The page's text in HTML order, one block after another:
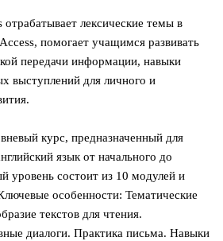
лексические темы в
помогает учащимся развивать
передачи информации, навыки
выступлений для личного и
курс, предназначенный для
язык от начального до
уровень состоит из 10 модулей и
особенности: Тематические
текстов для чтения.
диалоги. Практика письма. Навыки